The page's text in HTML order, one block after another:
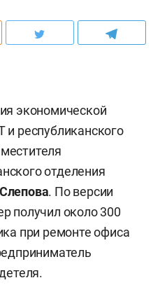
экономической
республиканского
отделения
. По версии
получил около 300
при ремонте офиса